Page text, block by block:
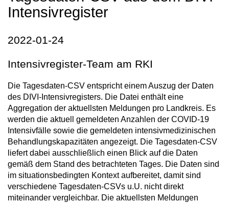
Intensivregister
2022-01-24
Intensivregister-Team am RKI
Die Tagesdaten-CSV entspricht einem Auszug der Daten
des DIVI-Intensivregisters. Die Datei enthält eine
Aggregation der aktuellsten Meldungen pro Landkreis. Es
werden die aktuell gemeldeten Anzahlen der COVID-19
Intensivfälle sowie die gemeldeten intensivmedizinischen
Behandlungskapazitäten angezeigt. Die Tagesdaten-CSV
liefert dabei ausschließlich einen Blick auf die Daten
gemäß dem Stand des betrachteten Tages. Die Daten sind
im situationsbedingten Kontext aufbereitet, damit sind
verschiedene Tagesdaten-CSVs u.U. nicht direkt
miteinander vergleichbar. Die aktuellsten Meldungen